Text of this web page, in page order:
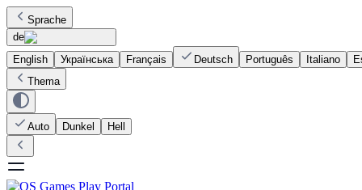
Sprache
de
English
Українська Français Deutsch Português Italiano
Thema
Auto Dunkel Hell